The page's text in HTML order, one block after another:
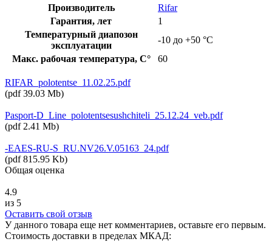
Производитель
Rifar
Гарантия, лет
1
Температурный диапозон
эксплуатации
-10 до +50 °С
Макс. рабочая температура, C°
60
RIFAR_polotentse_11.02.25.pdf
(pdf 39.03 Mb)
Pasport-D_Line_polotentsesushchiteli_25.12.24_veb.pdf
(pdf 2.41 Mb)
-EAES-RU-S_RU.NV26.V.05163_24.pdf
(pdf 815.95 Kb)
Общая оценка
4.9
из 5
Оставить свой отзыв
У данного товара еще нет комментариев, оставьте его первым.
Стоимость доставки в пределах МКАД: